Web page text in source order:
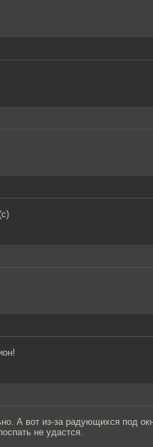
А вот из-за радующихся под
не удастся.